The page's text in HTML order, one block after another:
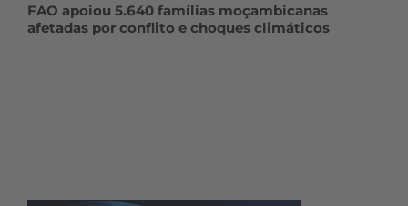
FAO apoiou 5.640 famílias moçambicanas
afetadas por conflito e choques climáticos